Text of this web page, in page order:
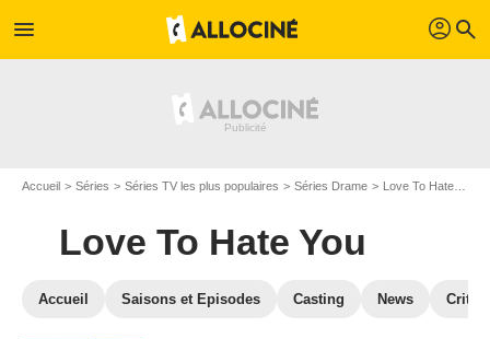
menu profil search
Accueil Séries Séries TV les plus populaires Séries Drame Love To Hate You
Love To Hate You
Accueil Saisons et Episodes Casting News